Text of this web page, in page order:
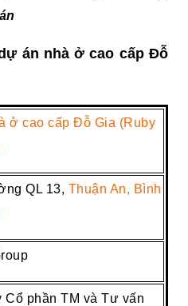
án nhà ở cao cấp Đỗ
ở cao cấp Đỗ Gia (Ruby
QL 13, Thuận An, Bình
Cổ phần TM và Tư vấn